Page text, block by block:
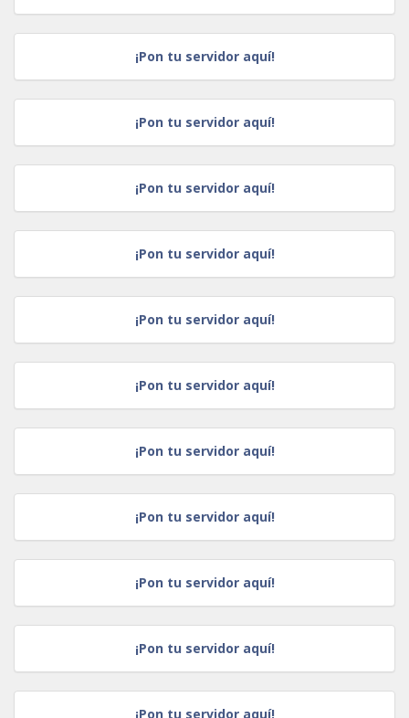
¡Pon tu servidor aquí!
¡Pon tu servidor aquí!
¡Pon tu servidor aquí!
¡Pon tu servidor aquí!
¡Pon tu servidor aquí!
¡Pon tu servidor aquí!
¡Pon tu servidor aquí!
¡Pon tu servidor aquí!
¡Pon tu servidor aquí!
¡Pon tu servidor aquí!
¡Pon tu servidor aquí!